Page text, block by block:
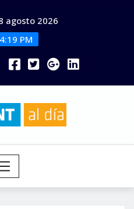
agosto 2026
PM